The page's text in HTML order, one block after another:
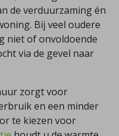
de verduurzaming én
Bij veel oudere
niet of onvoldoende
via de gevel naar
zorgt voor
en een minder
te kiezen voor